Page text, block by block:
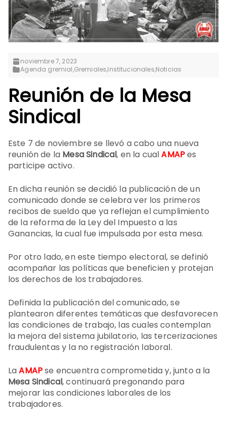
noviembre 7, 2023
Agenda gremial,Gremiales,Institucionales,Noticias
Reunión de la Mesa
Sindical
Este 7 de noviembre se llevó a cabo una nueva
reunión de la Mesa Sindical, en la cualAMAPes
participe activo.
En dicha reunión se decidió la publicación de un
comunicado donde se celebra ver los primeros
recibos de sueldo que ya reflejan el cumplimiento
de la reforma de la Ley del Impuesto a las
Ganancias, la cual fue impulsada por esta mesa.
Por otro lado, en este tiempo electoral, se definió
acompañar las políticas que beneficien y protejan
los derechos de los trabajadores.
Definida la publicación del comunicado, se
plantearon diferentes temáticas que desfavorecen
las condiciones de trabajo, las cuales contemplan
la mejora del sistema jubilatorio, las tercerizaciones
fraudulentas y la no registración laboral.
LaAMAPse encuentra comprometida y, junto a la
Mesa Sindical, continuará pregonando para
mejorar las condiciones laborales de los
trabajadores.